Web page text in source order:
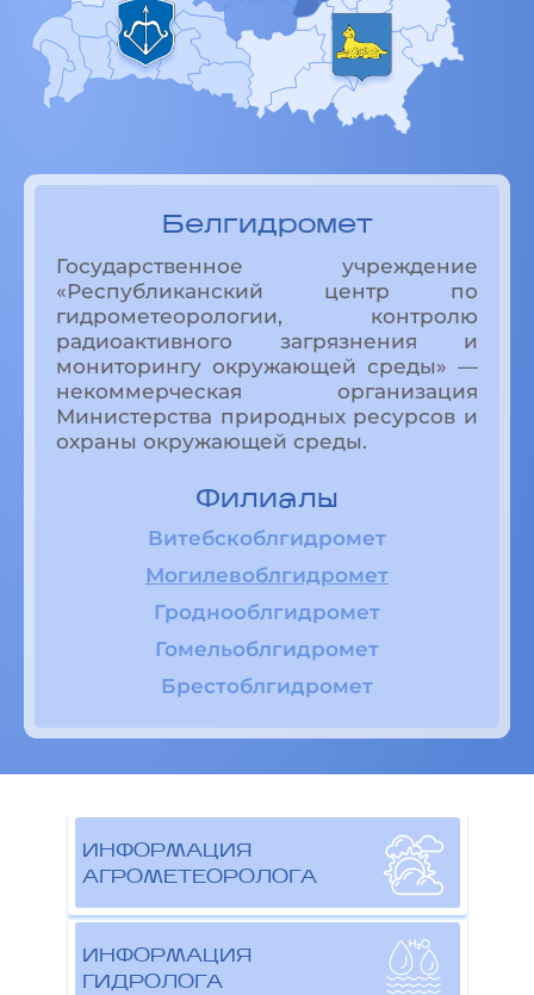
Белгидромет
Государственное учреждение
«Республиканский центр по
гидрометеорологии, контролю
радиоактивного загрязнения и
мониторингу окружающей среды» —
некоммерческая организация
Министерства природных ресурсов и
охраны окружающей среды.
Филиалы
Витебскоблгидромет
Могилевоблгидромет
Гроднооблгидромет
Гомельоблгидромет
Брестоблгидромет
ИНФОРМАЦИЯ
АГРОМЕТЕОРОЛОГА
ИНФОРМАЦИЯ
ГИДРОЛОГА